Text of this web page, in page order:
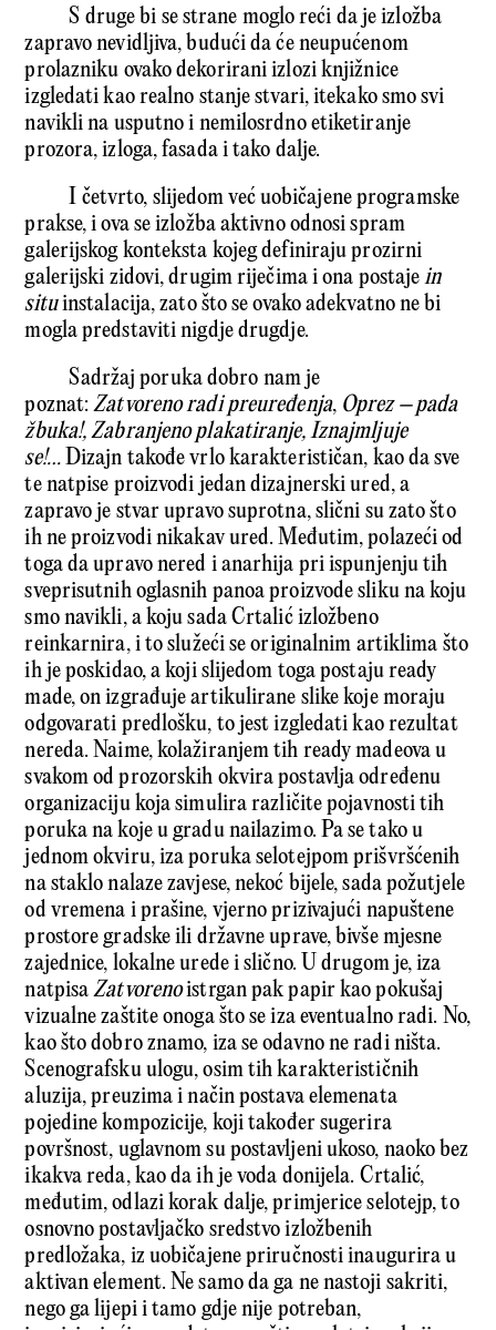
S druge bi se strane moglo reći da je izložba
zapravo nevidljiva, budući da će neupućenom
prolazniku ovako dekorirani izlozi knjižnice
izgledati kao realno stanje stvari, itekako smo svi
navikli na usputno i nemilosrdno etiketiranje
prozora, izloga, fasada i tako dalje.
I četvrto, slijedom već uobičajene programske
prakse, i ova se izložba aktivno odnosi spram
galerijskog konteksta kojeg definiraju prozirni
galerijski zidovi, drugim riječima i ona postajein
situinstalacija, zato što se ovako adekvatno ne bi
mogla predstaviti nigdje drugdje.
Sadržaj poruka dobro nam je
poznat:Zatvoreno radi preuređenja, Oprez – pada
žbuka!,Zabranjeno plakatiranje, Iznajmljuje
se!…Dizajn takođe vrlo karakterističan, kao da sve
te natpise proizvodi jedan dizajnerski ured, a
zapravo je stvar upravo suprotna, slični su zato što
ih ne proizvodi nikakav ured. Međutim, polazeći od
toga da upravo nered i anarhija pri ispunjenju tih
sveprisutnih oglasnih panoa proizvode sliku na koju
smo navikli, a koju sada Crtalić izložbeno
reinkarnira, i to služeći se originalnim artiklima što
ih je poskidao, a koji slijedom toga postaju ready
made, on izgrađuje artikulirane slike koje moraju
odgovarati predlošku, to jest izgledati kao rezultat
nereda. Naime, kolažiranjem tih ready madeova u
svakom od prozorskih okvira postavlja određenu
organizaciju koja simulira različite pojavnosti tih
poruka na koje u gradu nailazimo. Pa se tako u
jednom okviru, iza poruka selotejpom prišvršćenih
na staklo nalaze zavjese, nekoć bijele, sada požutjele
od vremena i prašine, vjerno prizivajući napuštene
prostore gradske ili državne uprave, bivše mjesne
zajednice, lokalne urede i slično. U drugom je, iza
natpisaZatvorenoistrgan pak papir kao pokušaj
vizualne zaštite onoga što se iza eventualno radi. No,
kao što dobro znamo, iza se odavno ne radi ništa.
Scenografsku ulogu, osim tih karakterističnih
aluzija, preuzima i način postava elemenata
pojedine kompozicije, koji također sugerira
površnost, uglavnom su postavljeni ukoso, naoko bez
ikakva reda, kao da ih je voda donijela. Crtalić,
međutim, odlazi korak dalje, primjerice selotejp, to
osnovno postavljačko sredstvo izložbenih
predložaka, iz uobičajene priručnosti inaugurira u
aktivan element. Ne samo da ga ne nastoji sakriti,
nego ga lijepi i tamo gdje nije potreban,